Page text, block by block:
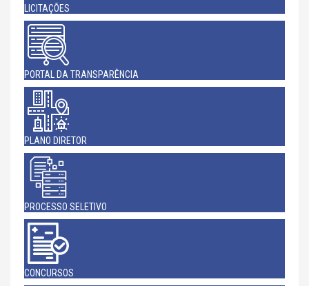
LICITAÇÕES
PORTAL DA TRANSPARÊNCIA
PLANO DIRETOR
PROCESSO SELETIVO
CONCURSOS